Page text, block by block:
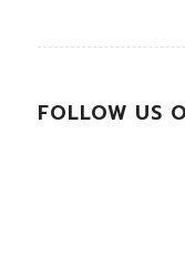
FOLLOW US